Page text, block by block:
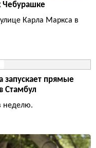
Чебурашке
Карла Маркса в
запускает прямые
Стамбул
неделю.